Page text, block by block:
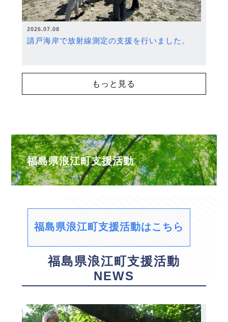
2026.07.08
請戸海岸で放射線測定の支援を行いました。
もっと見る
福島県浪江町支援活動
福島県浪江町支援活動はこちら
福島県浪江町支援活動
NEWS